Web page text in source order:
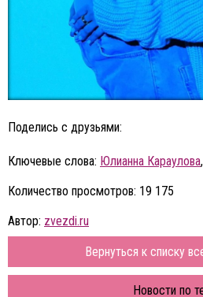
Поделись с друзьями:
Ключевые слова: Юлианна Караулова,
Количество просмотров: 19 175
Автор: zvezdi.ru
Вернуться к списку
Новости по